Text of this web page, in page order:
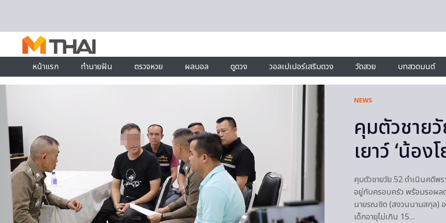
หน้าแรก ทำนายฝัน ตรวจหวย ผลบอล ดูดวง วอลเปเปอร์เสริมดวง วัดสวย บทสวดมนต์
NEWS
คุมตัวชาย
เยาว์ ‘น้อง
คุมตัวชายวัย 52 ดำเนินคดีพ
อยู่กับครอบครัว พร้อมรอผล
นายรณชิต (สงวนนามสกุล)
เด็กอายุไม่เกิน 15…